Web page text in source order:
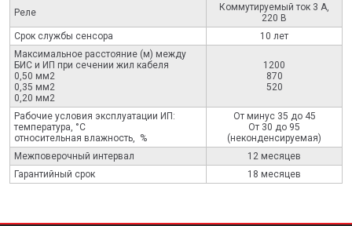
Реле
Коммутируемый ток 3 А,
220 В
Срок службы сенсора
10 лет
Максимальное расстояние (м) между
БИС и ИП при сечении жил кабеля
0,50 мм2
0,35 мм2
0,20 мм2
1200
870
520
Рабочие условия эксплуатации ИП:
температура, °С
относительная влажность, %
От минус 35 до 45
От 30 до 95
(неконденсируемая)
Межповерочный интервал
12 месяцев
Гарантийный срок
18 месяцев